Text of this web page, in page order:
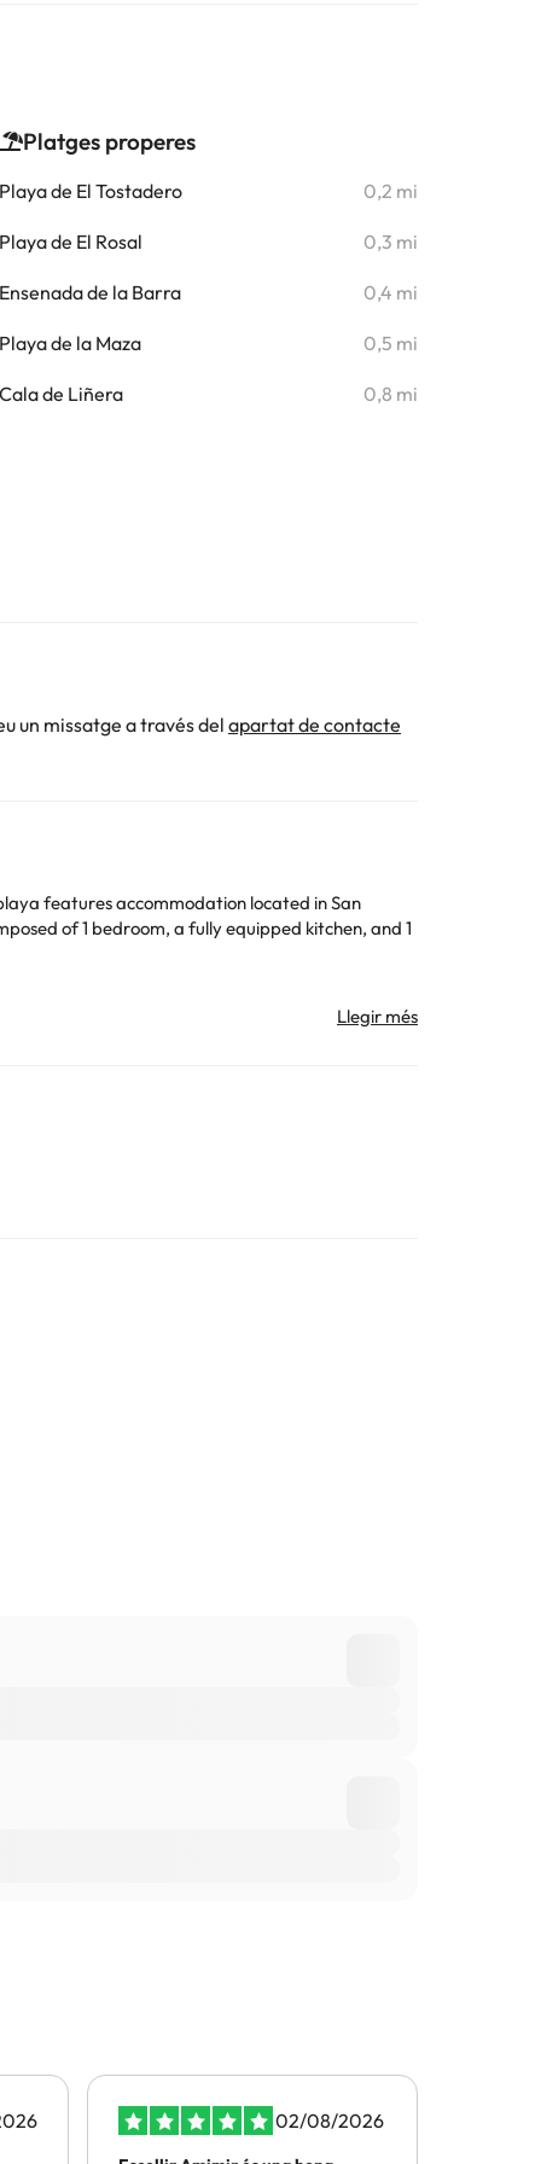
Platges properes
Playa de El Tostadero 0,2 mi
Playa de El Rosal 0,3 mi
Ensenada de la Barra 0,4 mi
Playa de la Maza 0,5 mi
Cala de Liñera 0,8 mi
un missatge a través delapartat de contacte
features accommodation located in San
02/08/2026